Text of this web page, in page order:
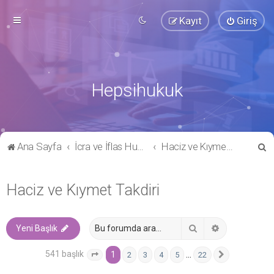
Giriş
Kayıt
Hepsihukuk
Ana Sayfa İcra ve İflas Hukuku Haciz ve Kıymet Takdiri
Haciz ve Kıymet Takdiri
Yeni Başlık
541 başlık . sayfa (Toplam22 sayfa)
1 2 3 4 5 22